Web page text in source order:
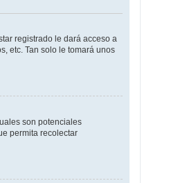
registrado le dará acceso a
etc. Tan solo le tomará unos
son potenciales
permita recolectar